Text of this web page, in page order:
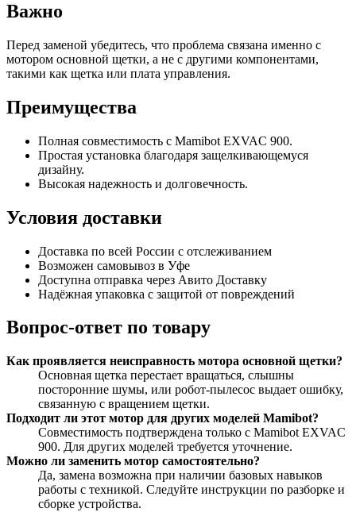
Важно
Перед заменой убедитесь, что проблема связана именно с
мотором основной щетки, а не с другими компонентами,
такими как щетка или плата управления.
Преимущества
Полная совместимость с Mamibot EXVAC 900.
Простая установка благодаря защелкивающемуся
дизайну.
Высокая надежность и долговечность.
Условия доставки
Доставка по всей России с отслеживанием
Возможен самовывоз в Уфе
Доступна отправка через Авито Доставку
Надёжная упаковка с защитой от повреждений
Вопрос-ответ по товару
Как проявляется неисправность мотора основной щетки?
Основная щетка перестает вращаться, слышны
посторонние шумы, или робот-пылесос выдает ошибку,
связанную с вращением щетки.
Подходит ли этот мотор для других моделей Mamibot?
Совместимость подтверждена только с Mamibot EXVAC
900. Для других моделей требуется уточнение.
Можно ли заменить мотор самостоятельно?
Да, замена возможна при наличии базовых навыков
работы с техникой. Следуйте инструкции по разборке и
сборке устройства.